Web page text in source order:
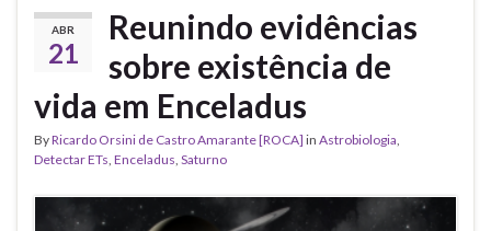
ABR
21
Reunindo evidências
sobre existência de
vida em Enceladus
ByRicardo Orsini de Castro Amarante [ROCA] in Astrobiologia,
Detectar ETs, Enceladus, Saturno